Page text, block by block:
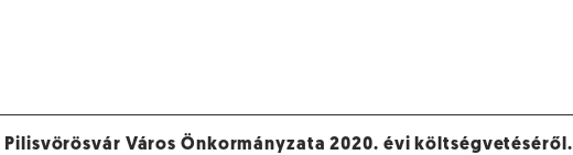
Pilisvörösvár Város Önkormányzata 2020. évi költségvetéséről.